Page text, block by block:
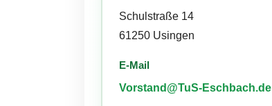
Schulstraße 14
61250 Usingen
E-Mail
Vorstand@TuS-Eschbach.de